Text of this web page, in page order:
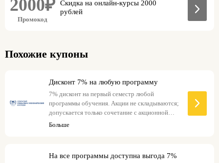
2000₽
Промокод
Скидка на онлайн-курсы 2000
рублей
Похожие купоны
Дисконт 7% на любую программу
7% дисконт на первый семестр любой
программы обучения. Акции не складываются;
допускается только сочетание с акционной
ценой на сайте.
Больше
На все программы доступна выгода 7%